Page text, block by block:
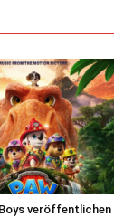
veröffentlichen